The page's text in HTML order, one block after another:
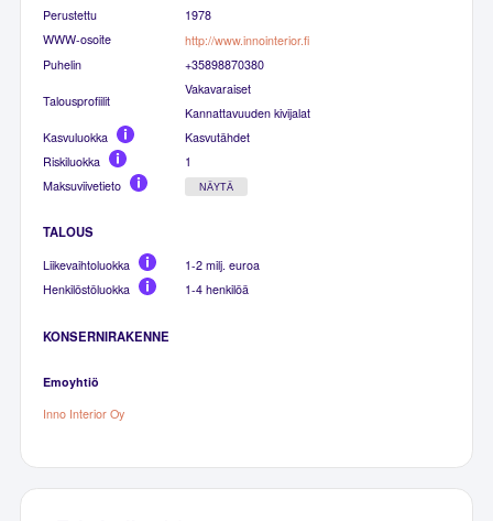
Perustettu
1978
WWW-osoite
http://www.innointerior.fi
Puhelin
+35898870380
Talousprofiilit
Vakavaraiset
Kannattavuuden kivijalat
Kasvuluokka
Kasvutähdet
Riskiluokka
1
Maksuviivetieto
NÄYTÄ
TALOUS
Liikevaihtoluokka
1-2 milj. euroa
Henkilöstöluokka
1-4 henkilöä
KONSERNIRAKENNE
Emoyhtiö
Inno Interior Oy